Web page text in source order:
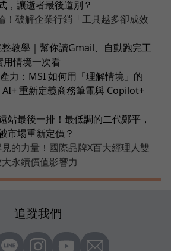
，讓逝者最後道別？
！破解企業行銷「工具越多卻成效
教學｜幫你讀Gmail、自動跑完工
情境一次看
力：MSI 如何用「理解情境」的
重新定義商務筆電與 Copilot+
站最後一排！最低調的二代鄭平，
市場重新定價？
的力量！國際品牌X百大經理人雙
永續價值影響力
追蹤我們